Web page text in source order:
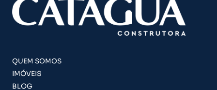
QUEM SOMOS
IMÓVEIS
BLOG